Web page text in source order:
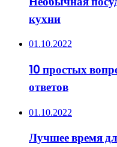
кухни
01.10.2022
10 простых
ответов
01.10.2022
Лучшее время